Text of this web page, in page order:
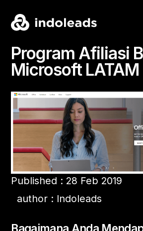
Program Afiliasi
Microsoft LATAM
Published : 28 Feb 2019
author : Indoleads